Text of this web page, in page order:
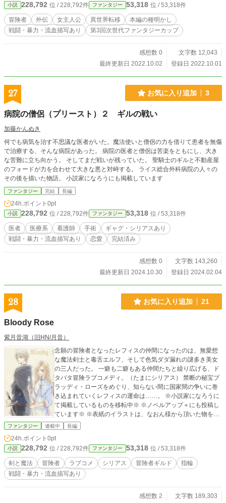
小説 228,792 位 / 228,792件 ファンタジー 53,318 位 / 53,318件
冒険者 外伝 女主人公 異世界転移
本編の種明かし
戦闘・暴力・流血描写あり
第3回次世代ファンタジーカップ
感想数 0
文字数 12,043
最終更新日 2022.10.02
登録日 2022.10.01
27 お気に入り追加 3
病院の僧侶（プリースト）２ ギルの戦い
加藤かんぬき
何でも病気を治す不思議な医者がいた。魔法使いと僧侶の力を借りて患者を無傷
で治療する、そんな病院があった。 病院の医者と僧侶は苦楽をともにし、大き
な苦難に立ち向かう。 そしてまだ戦いが残っていた。 聖騎士のギルと不動産屋
のフォードが力を合わせて大きな悪と対峙する。 ライス総合外科病院の人々の
その後を描いた物語。 小説家になろうにも掲載しています
ファンタジー 完結 長編
24h.ポイント 0pt
小説 228,792 位 / 228,792件 ファンタジー 53,318 位 / 53,318件
医者 医療系 看護師 手術
ギャグ・シリアスあり
戦闘・暴力・流血描写あり
恋愛 完結済み
感想数 0
文字数 143,260
最終更新日 2024.10.30
登録日 2024.02.04
28 お気に入り追加 21
Bloody Rose
紫月音湖（旧HN/月音）
念願の冒険者となったレフィスの仲間になったのは、無愛想
な魔法剣士と毒舌エルフ、そして色気ダダ漏れの謎多き美女
の三人だった。 一癖も二癖もある仲間たちと繰り広げる、ド
タバタ冒険ラブコメディ。（たまにシリアス） 禁断の秘宝ブ
ラッディ・ローズをめぐり、知らない間に国家間の争いに巻
き込まれていくレフィスの運命は……。 ※小説家になろうに
て掲載しているものを移転中※ ※ノベルアップ＋にも投稿し
ています※ ※表紙のイラストは、なおん様から頂いた物を使
用しています。完全版はサイトにて公開しています※
ファンタジー 連載中 長編
24h.ポイント 0pt
小説 228,792 位 / 228,792件 ファンタジー 53,318 位 / 53,318件
剣と魔法 冒険者 ラブコメ シリアス 冒険者ギルド
指輪
戦闘・暴力・流血描写あり
感想数 2
文字数 189,303